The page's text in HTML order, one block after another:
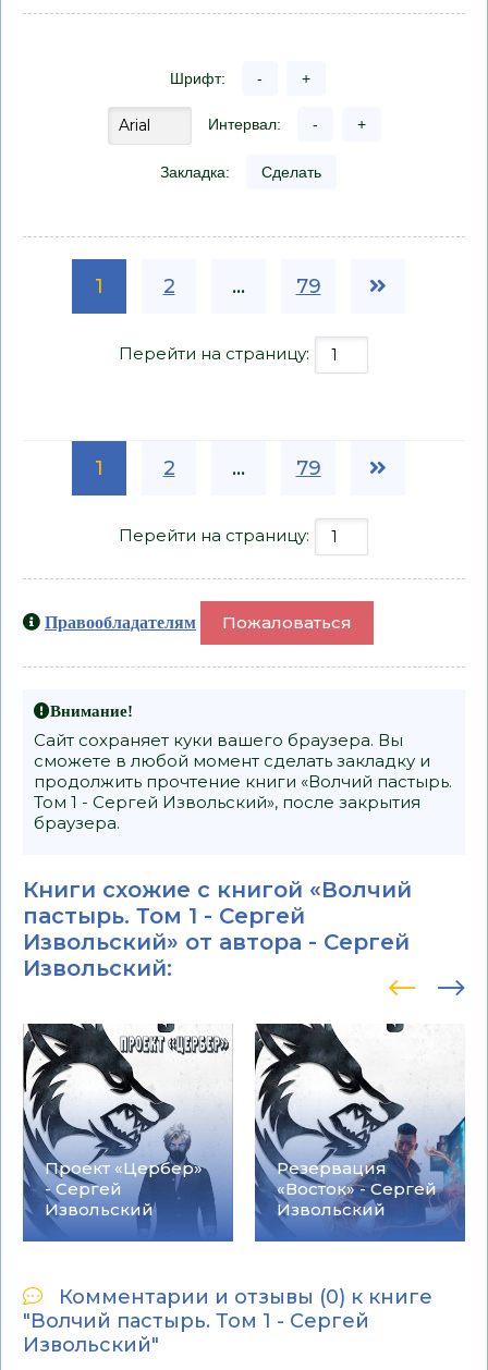
Шрифт: - +
Интервал: - +
Закладка: Сделать
1 2 ... 79
Перейти на страницу:
1 2 ... 79
Перейти на страницу:
Правообладателям Пожаловаться
Внимание!
Сайт сохраняет куки вашего браузера. Вы
сможете в любой момент сделать закладку и
продолжить прочтение книги «Волчий пастырь.
Том 1 - Сергей Извольский», после закрытия
браузера.
Книги схожие с книгой «Волчий
пастырь. Том 1 - Сергей
Извольский» от автора - Сергей
Извольский:
Проект «Цербер»
- Сергей
Извольский
Резервация
«Восток» - Сергей
Извольский
Комментарии и отзывы (0) к книге
"Волчий пастырь. Том 1 - Сергей
Извольский"